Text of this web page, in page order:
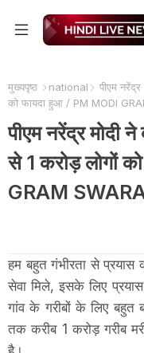
मुख्यपृष्ठ national
पीएम
को फायदा हुआ / PM MODI
पीएम नरेंद्र मोदी
से 1 करोड़ लोगों
GRAM
हम बहुत गंभीरता से प्रयास
सेवा मिले, इसके लिए
गांव के गरीबों के लिए
तक करीब 1 करोड़ गरीब